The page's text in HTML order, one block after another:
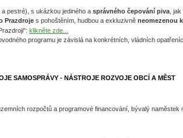
pestré), s ukázkou jediného asprávného čepování piva ,
Prazdroje s pohoštěním, hudbou a exkluzivněneomezenou
klikněte zde...
programu je závislá na konkrétních, vládních
SAMOSPRÁVY - NÁSTROJE ROZVOJE OBCÍ A MĚST
rozpočtů a programové financování, bývalý naměstek